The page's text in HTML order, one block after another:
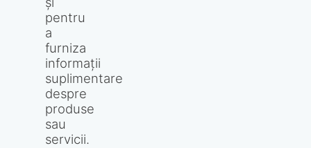
pentru
a
furniza
informații
suplimentare
despre
produse
sau
servicii.